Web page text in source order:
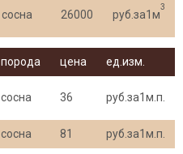
сосна 26000 руб.за1м
3
порода цена ед.изм.
сосна 36 руб.за1м.п.
сосна 81 руб.за1м.п.